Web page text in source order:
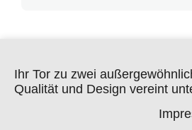
Ihr Tor zu zwei
Qualität und Design vereint